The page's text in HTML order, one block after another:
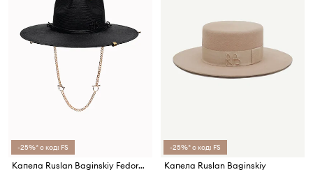
-25%* с код: FS
Капела Ruslan Baginskiy Fedora Hat
-25%* с код: FS
Капела Ruslan Baginskiy